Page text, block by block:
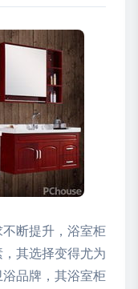
断提升，浴室柜
其选择变得尤为
品牌，其浴室柜